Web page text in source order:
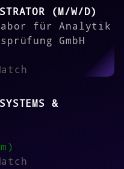
(M/W/D)
Labor für Analytik
GmbH
&